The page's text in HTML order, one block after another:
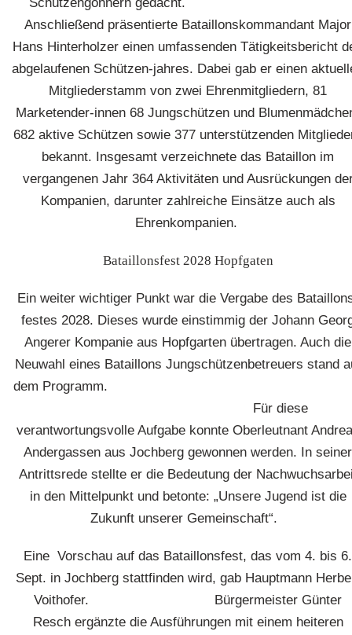
Anschließend präsentierte Bataillonskommandant Major
Hans Hinterholzer einen umfassenden Tätigkeitsbericht
abgelaufenen Schützen-jahres. Dabei gab er einen
Mitgliederstamm von zwei Ehrenmitgliedern, 81
Marketender-innen 68 Jungschützen und
682 aktive Schützen sowie 377 unterstützenden
bekannt. Insgesamt verzeichnete das Bataillon im
vergangenen Jahr 364 Aktivitäten und Ausrückungen
Kompanien, darunter zahlreiche Einsätze auch als
Ehrenkompanien.
Bataillonsfest 2028 Hopfgaten
Ein weiter wichtiger Punkt war die Vergabe des
festes 2028. Dieses wurde einstimmig der Johann
Angerer Kompanie aus Hopfgarten übertragen. Auch die
Neuwahl eines Bataillons Jungschützenbetreuers stand
dem
Für diese
verantwortungsvolle Aufgabe konnte Oberleutnant
Andergassen aus Jochberg gewonnen werden. In seiner
Antrittsrede stellte er die Bedeutung der
in den Mittelpunkt und betonte: „Unsere Jugend ist die
Zukunft unserer Gemeinschaft“.
Eine Vorschau auf das Bataillonsfest, das vom 4. bis 6.
Sept. in Jochberg stattfinden wird, gab Hauptmann
Voithofer. Bürgermeister Günter
Resch ergänzte die Ausführungen mit einem heiteren